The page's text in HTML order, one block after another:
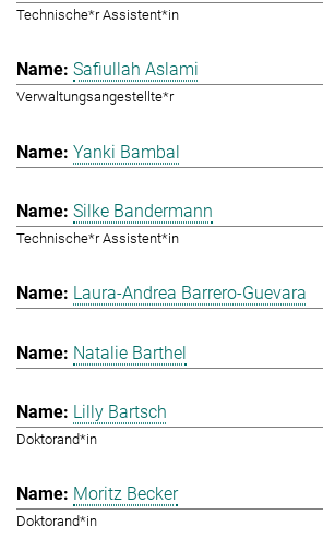
Technische*r Assistent*in
Safiullah Aslami
Verwaltungsangestellte*r
Yanki Bambal
Silke Bandermann
Technische*r Assistent*in
Laura-Andrea Barrero-Guevara
Natalie Barthel
Lilly Bartsch
Doktorand*in
Moritz Becker
Doktorand*in